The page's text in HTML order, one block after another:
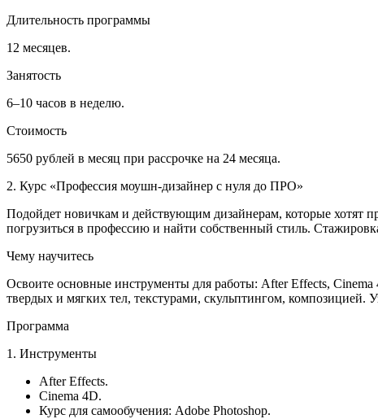
Длительность программы
12 месяцев.
Занятость
6–10 часов в неделю.
Стоимость
5650 рублей в месяц при рассрочке на 24 месяца.
2. Курс «Профессия моушн-дизайнер с нуля до ПРО»
Подойдет новичкам и действующим дизайнерам, которые хотят
погрузиться в профессию и найти собственный стиль.
Чему научитесь
Освоите основные инструменты для работы: After Effects,
твердых и мягких тел, текстурами, скульптингом, композицией.
Программа
1. Инструменты
After Effects.
Cinema 4D.
Курс для самообучения: Adobe Photoshop.